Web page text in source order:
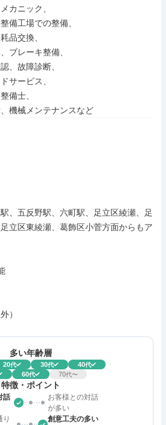
カニック、
備工場での整備、
品交換、
ブレーキ整備、
、故障診断、
サービス、
備士、
機械メンテナンスなど
、五反野駅、六町駅、足立区綾瀬、足
立区東綾瀬、葛飾区小菅方面からもア
）
多い年齢層
20代 30代 40代
60代 70代〜
特徴・ポイント
話
お客様との対話
が多い
り
創意工夫の多い